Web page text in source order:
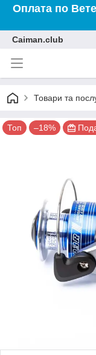
Оплата по
Caiman.club
Товари та
Топ –18%